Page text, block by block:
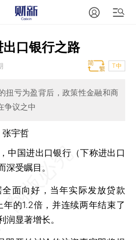
口银行之路
T中
扭亏为盈背后，政策性金融和商
争议之中
张宇哲
国进出口银行（下称进出口
深受瞩目。
向好，当年实际发放贷款
的1.2倍，并连续两年结束了
润显著增长。